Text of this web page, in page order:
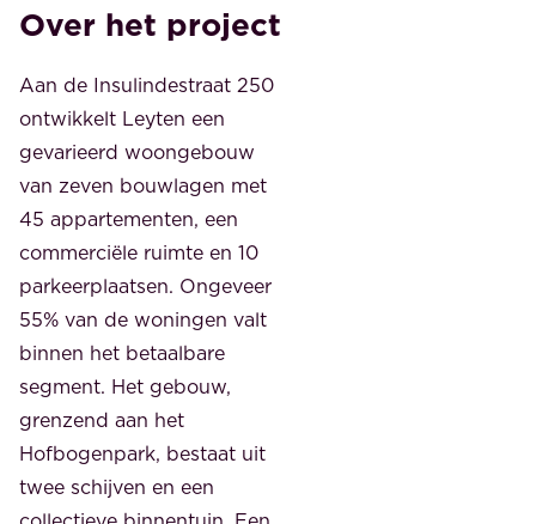
Over het project
Aan de Insulindestraat 250
ontwikkelt Leyten een
gevarieerd woongebouw
van zeven bouwlagen met
45 appartementen, een
commerciële ruimte en 10
parkeerplaatsen. Ongeveer
55% van de woningen valt
binnen het betaalbare
segment. Het gebouw,
grenzend aan het
Hofbogenpark, bestaat uit
twee schijven en een